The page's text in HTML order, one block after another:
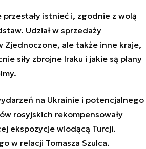
istnieć i, zgodnie z wolą
Udział w sprzedaży
Zjednoczone, ale także inne kraje,
siły zbrojne Iraku i jakie są plany
na Ukrainie i potencjalnego
rosyjskich rekompensowały
ekspozycje wiodącą Turcji.
w relacji Tomasza Szulca.